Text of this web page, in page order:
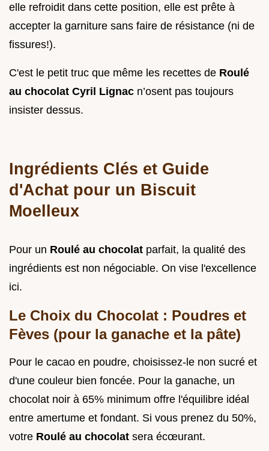
elle refroidit dans cette position, elle est prête à
accepter la garniture sans faire de résistance (ni de
fissures!).
C'est le petit truc que même les recettes de Roulé
au chocolat Cyril Lignac n’osent pas toujours
insister dessus.
Ingrédients Clés et Guide
d'Achat pour un Biscuit
Moelleux
Pour un Roulé au chocolat parfait, la qualité des
ingrédients est non négociable. On vise l'excellence
ici.
Le Choix du Chocolat : Poudres et
Fèves (pour la ganache et la pâte)
Pour le cacao en poudre, choisissez-le non sucré et
d'une couleur bien foncée. Pour la ganache, un
chocolat noir à 65% minimum offre l'équilibre idéal
entre amertume et fondant. Si vous prenez du 50%,
votre Roulé au chocolat sera écœurant.